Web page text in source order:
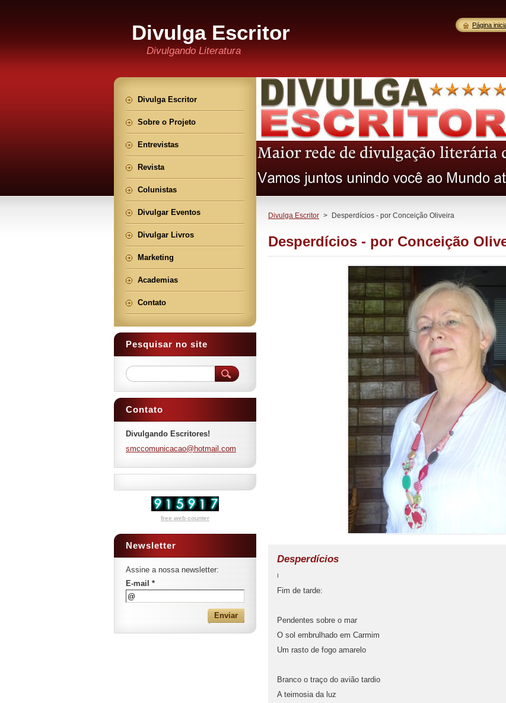
Divulga Escritor
Divulgando Literatura
Divulga Escritor > Desperdícios - por Conceição Oliveira
Desperdícios - por Conceição
Desperdícios
I
Fim de tarde:
Pendentes sobre o mar
O sol embrulhado em Carmim
Um rasto de fogo amarelo
Branco o traço do avião tardio
A teimosia da luz
Divulga Escritor
Sobre o Projeto
Entrevistas
Revista
Colunistas
Divulgar Eventos
Divulgar Livros
Marketing
Academias
Contato
Pesquisar no site
Contato
Divulgando Escritores!
smccomunicacao@hotmail.com
free web counter
Newsletter
Assine a nossa newsletter:
E-mail *
Página